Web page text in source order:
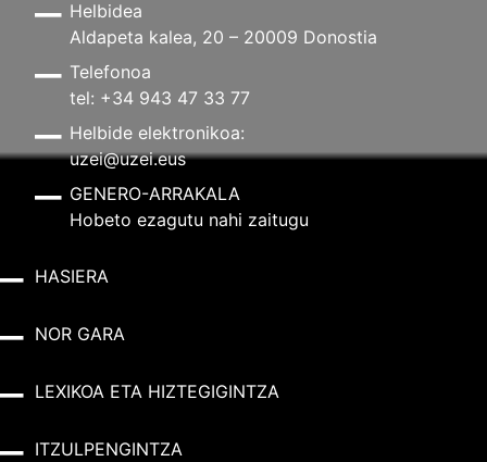
Helbidea
Aldapeta kalea, 20 – 20009 Donostia
Telefonoa
tel: +34 943 47 33 77
Helbide elektronikoa:
uzei@uzei.eus
GENERO-ARRAKALA
Hobeto ezagutu nahi zaitugu
HASIERA
NOR GARA
LEXIKOA ETA HIZTEGIGINTZA
ITZULPENGINTZA